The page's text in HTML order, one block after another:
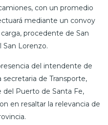
con un promedio
mediante un convoy
procedente de San
Lorenzo.
del intendente de
de Transporte,
del Puerto de Santa Fe,
en resaltar la relevancia de